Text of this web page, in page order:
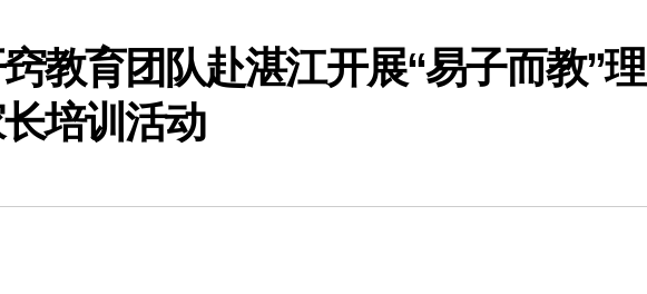
教育团队赴湛江开展“易子而教”理
培训活动